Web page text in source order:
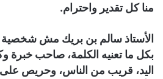
منا كل تقدير واحترام.
الأستاذ سالم بن بريك مش شخصية
بكل ما تعنيه الكلمة، صاحب خبرة
اليد، قريب من الناس، وحريص